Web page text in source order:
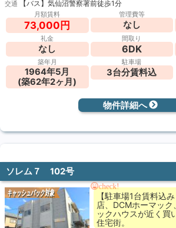
交通 【バス】気仙沼警察署前徒歩1分
月額賃料
73,000円
管理費等
なし
礼金
なし
間取り
6DK
築年月
1964年5月
(築62年2ヶ月)
駐車場
3台分賃料込
物件詳細へ
ソレム７ 102号
キャッシュバック対象
check!
【駐車場1台賃料込
店、DCMホーマッ
ックハウスが近く買
住宅街。